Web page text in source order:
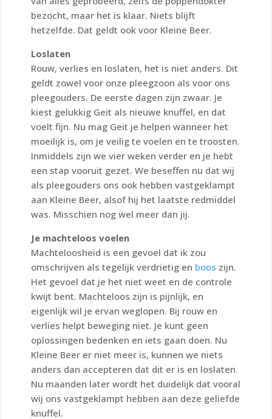
bezocht, maar het is klaar. Niets blijft
hetzelfde. Dat geldt ook voor Kleine Beer.
Loslaten
Rouw, verlies en loslaten, het is niet anders. Dit
geldt zowel voor onze pleegzoon als voor ons
pleegouders. De eerste dagen zijn zwaar. Je
kiest gelukkig Geit als nieuwe knuffel, en dat
voelt fijn. Nu mag Geit je helpen wanneer het
moeilijk is, om je veilig te voelen en te troosten.
Inmiddels zijn we vier weken verder en je hebt
een stap vooruit gezet. We beseffen nu dat wij
als pleegouders ons ook hebben vastgeklampt
aan Kleine Beer, alsof hij het laatste redmiddel
was. Misschien nog wel meer dan jij.
Je machteloos voelen
Machteloosheid is een gevoel dat ik zou
omschrijven als tegelijk verdrietig en boos zijn.
Het gevoel dat je het niet weet en de controle
kwijt bent. Machteloos zijn is pijnlijk, en
eigenlijk wil je ervan weglopen. Bij rouw en
verlies helpt beweging niet. Je kunt geen
oplossingen bedenken en iets gaan doen. Nu
Kleine Beer er niet meer is, kunnen we niets
anders dan accepteren dat dit er is en loslaten.
Nu maanden later wordt het duidelijk dat vooral
wij ons vastgeklampt hebben aan deze geliefde
knuffel.